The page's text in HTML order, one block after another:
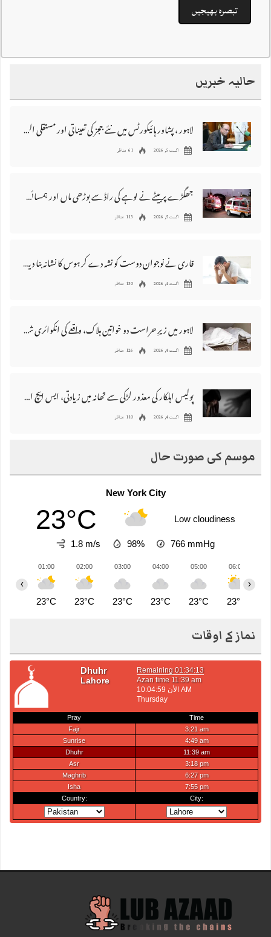
حالیہ خبریں
لاہور ، پشاور ہائیکورٹس میں نئے ججز کی تعیناتی اور مستقلی التواء کا شکار
اگست 5, 2026 61 مناظر
جھگڑے پر بیٹے نے لوہے کی راڈ سے بوڑھی ماں اور ہمسائی کو قتل کردیا
اگست 5, 2026 113 مناظر
قاری نے نوجوان دوست کو نشہ دے کر ہوس کا نشانہ بنا دیا، مقدمہ درج
اگست 4, 2026 130 مناظر
لاہور میں زیرِ حراست دو خواتین ہلاک، واقعے کی انکوائری شروع کر دی گئی
اگست 4, 2026 126 مناظر
پولیس اہلکار کی معذور لڑکی سے تھانہ میں‌ زیادتی، ایس ایچ او سمیت تمام عملہ معطل
اگست 4, 2026 110 مناظر
موسم کی صورت حال
New York City
23°C Low cloudiness
1.8 m/s 98% 766 mmHg
01:00
23°C
02:00
23°C
03:00
23°C
04:00
23°C
05:00
23°C
06:00
23°C
‹ ›
نماز کے اوقات